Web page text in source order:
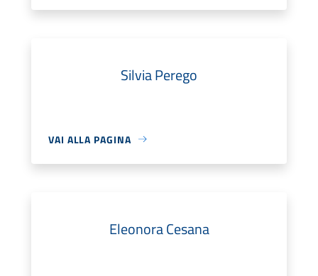
Silvia Perego
VAI ALLA PAGINA
Eleonora Cesana